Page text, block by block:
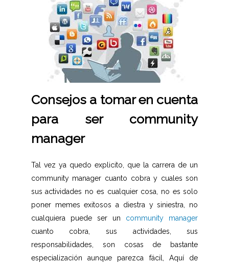
Consejos a tomar en cuenta
para ser community
manager
Tal vez ya quedo explicito, que la carrera de un
community manager cuanto cobra y cuales son
sus actividades no es cualquier cosa, no es solo
poner memes exitosos a diestra y siniestra, no
cualquiera puede ser un community manager
cuanto cobra, sus actividades, sus
responsabilidades, son cosas de bastante
especialización aunque parezca fácil, Aquí de